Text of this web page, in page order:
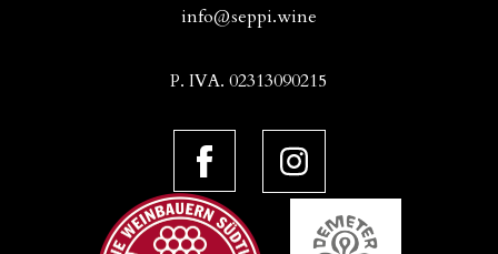
info@seppi.wine
P. IVA. 02313090215